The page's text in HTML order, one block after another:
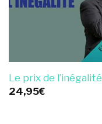
Le prix de l’inégalité
24,95€